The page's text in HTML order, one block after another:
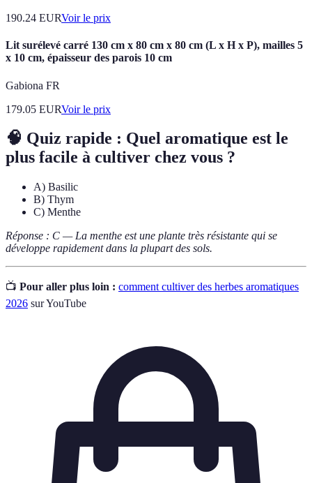
190.24 EURVoir le prix
Lit surélevé carré 130 cm x 80 cm x 80 cm (L x H x P), mailles 5
x 10 cm, épaisseur des parois 10 cm
Gabiona FR
179.05 EURVoir le prix
🧠 Quiz rapide : Quel aromatique est le
plus facile à cultiver chez vous ?
A) Basilic
B) Thym
C) Menthe
Réponse : C — La menthe est une plante très résistante qui se
développe rapidement dans la plupart des sols.
📺 Pour aller plus loin : comment cultiver des herbes aromatiques
2026 sur YouTube